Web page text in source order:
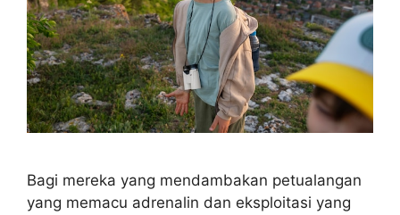
Bagi mereka yang mendambakan petualangan
yang memacu adrenalin dan eksploitasi yang